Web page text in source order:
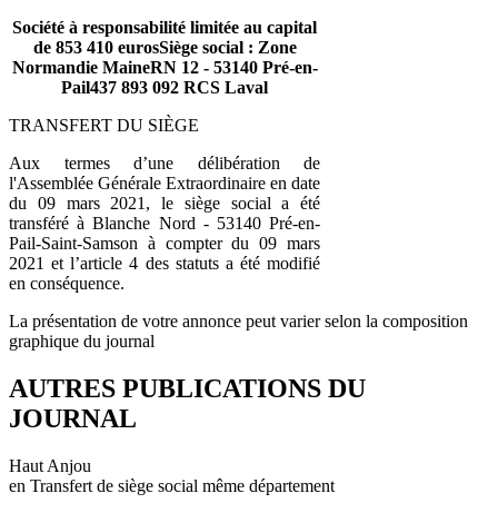
Société à responsabilité limitée au capital
de 853 410 eurosSiège social : Zone
Normandie MaineRN 12 - 53140 Pré-en-
Pail437 893 092 RCS Laval
TRANSFERT DU SIÈGE
Aux termes d’une délibération de
l'Assemblée Générale Extraordinaire en date
du 09 mars 2021, le siège social a été
transféré à Blanche Nord - 53140 Pré-en-
Pail-Saint-Samson à compter du 09 mars
2021 et l’article 4 des statuts a été modifié
en conséquence.
La présentation de votre annonce peut varier selon la composition
graphique du journal
AUTRES PUBLICATIONS DU
JOURNAL
Haut Anjou
en Transfert de siège social même département